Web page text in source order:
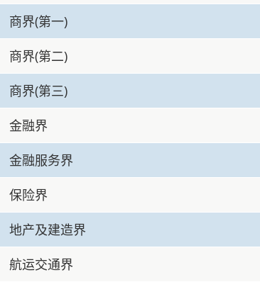
商界(第一)
商界(第二)
商界(第三)
金融界
金融服务界
保险界
地产及建造界
航运交通界